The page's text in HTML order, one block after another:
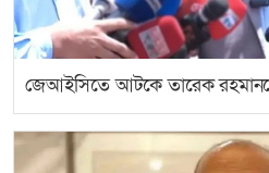
জেআইসিতে আটকে তারেক